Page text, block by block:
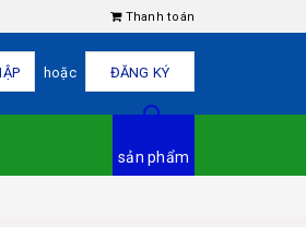
Thanh toán
hoặc ĐĂNG KÝ
sản phẩm